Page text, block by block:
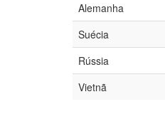
Alemanha
Suécia
Rússia
Vietnã